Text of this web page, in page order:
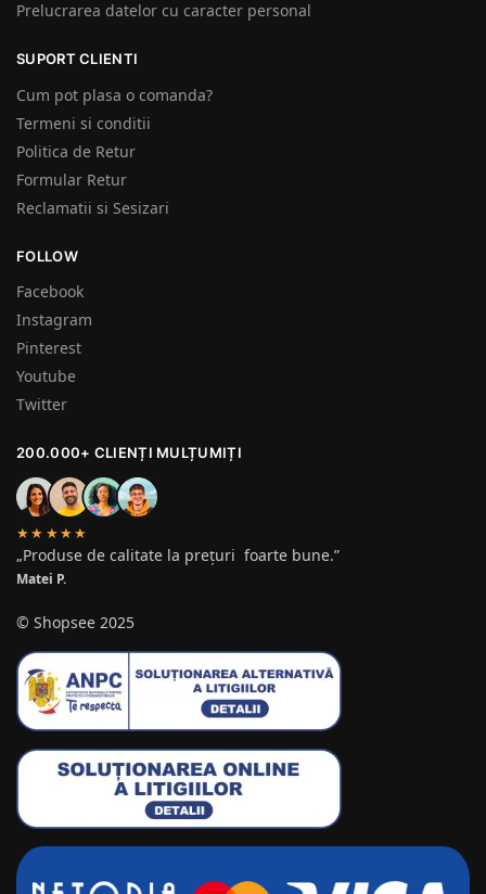
Prelucrarea datelor cu caracter personal
SUPORT CLIENTI
Cum pot plasa o comanda?
Termeni si conditii
Politica de Retur
Formular Retur
Reclamatii si Sesizari
FOLLOW
Facebook
Instagram
Pinterest
Youtube
Twitter
200.000+ CLIENȚI MULȚUMIȚI
★★★★★
„Produse de calitate la prețuri foarte bune.”
Matei P.
© Shopsee 2025